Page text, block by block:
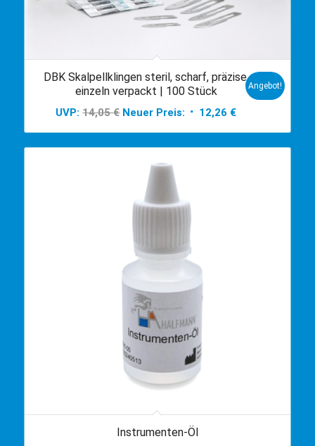
DBK Skalpellklingen steril, scharf, präzise,
einzeln verpackt | 100 Stück
UVP: 14,05€ Ursprünglicher
Neuer Preis: 12,26 €Aktueller
Angebot!
Instrumenten-Öl